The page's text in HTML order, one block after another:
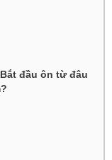
đầu ôn từ đâu